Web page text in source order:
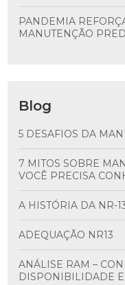
PANDEMIA REFORÇA IMPORTÂNCIA DA
MANUTENÇÃO
Blog
5 DESAFIOS DA
7 MITOS SOBRE MANUTENÇÃO INDUSTRIAL QUE
VOCÊ PRECISA
A HISTÓRIA DA NR-
ADEQUAÇÃO NR13
ANÁLISE RAM – CONFIABILIDADE,
DISPONIBILIDADE